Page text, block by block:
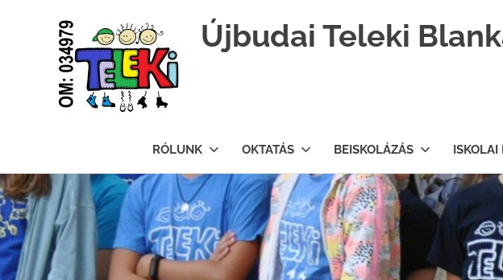
Skip
to
content
Újbudai Teleki
RÓLUNK OKTATÁS BEISKOLÁZÁS ISKOLAI